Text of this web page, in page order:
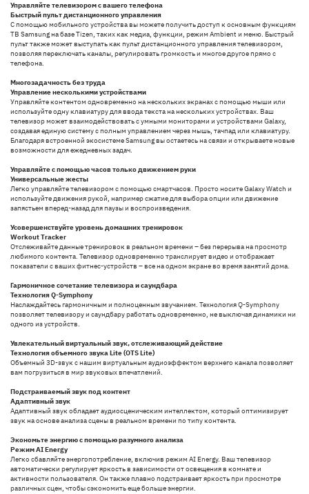
Управляйте телевизором с вашего телефона
Быстрый пульт дистанционного управления
С помощью мобильного устройства вы можете получить доступ к основным функциям
ТВ Samsung на базе Tizen, таких как медиа, функции, режим Ambient и меню. Быстрый
пульт также может выступать как пульт дистанционного управления телевизором,
позволяя переключать каналы, регулировать громкость и многое другое прямо с
телефона.
Многозадачность без труда
Управление несколькими устройствами
Управляйте контентом одновременно на нескольких экранах с помощью мыши или
используйте одну клавиатуру для ввода текста на нескольких устройствах. Ваш
телевизор может взаимодействовать с умными мониторами и устройствами Galaxy,
создавая единую систему с полным управлением через мышь, тачпад или клавиатуру.
Благодаря встроенной экосистеме Samsung вы остаетесь на связи и открываете новые
возможности для ежедневных задач.
Управляйте с помощью часов только движением руки
Универсальные жесты
Легко управляйте телевизором с помощью смартчасов. Просто носите Galaxy Watch и
используйте движения рукой, например сжатие для выбора опции или движение
запястьем вперед-назад для паузы и воспроизведения.
Усовершенствуйте уровень домашних тренировок
Workout Tracker
Отслеживайте данные тренировок в реальном времени – без перерыва на просмотр
любимого контента. Телевизор одновременно транслирует видео и отображает
показатели с ваших фитнес-устройств – все на одном экране во время занятий дома.
Гармоничное сочетание телевизора и саундбара
Технология Q-Symphony
Наслаждайтесь гармоничным и полноценным звучанием. Технология Q-Symphony
позволяет телевизору и саундбару работать одновременно, не выключая динамики ни
одного из устройств.
Увлекательный виртуальный звук, отслеживающий действие
Технология объемного звука Lite (OTS Lite)
Объемный 3D-звук с нашим виртуальным аудиоэффектом верхнего канала позволяет
вам погрузиться в мир звуковых впечатлений.
Подстраиваемый звук под контент
Адаптивный звук
Адаптивный звук обладает аудиосценическим интеллектом, который оптимизирует
звук на основе анализа сцены в реальном времени по типу контента.
Экономьте энергию с помощью разумного анализа
Режим AI Energy
Легко сбавляйте энергопотребление, включив режим AI Energy. Ваш телевизор
автоматически регулирует яркость в зависимости от освещения в комнате и
активности пользователя. Он также плавно подстраивает яркость при просмотре
различных сцен, чтобы сэкономить еще больше энергии.